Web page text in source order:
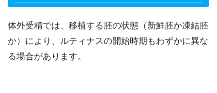
体外受精では、移植する胚の状態（新鮮胚か凍結胚
か）により、ルティナスの開始時期もわずかに異な
る場合があります。